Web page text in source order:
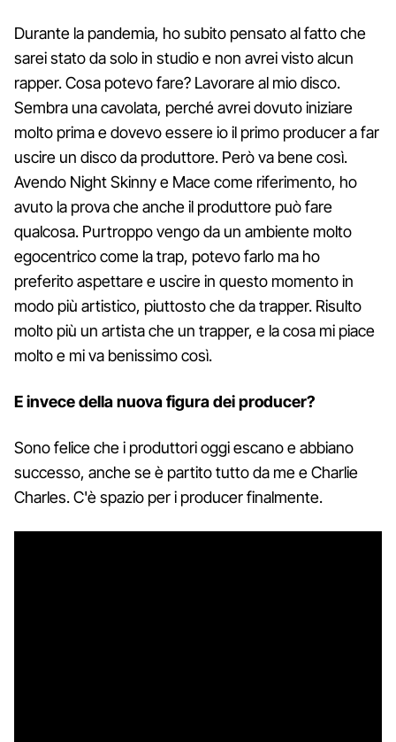
Durante la pandemia, ho subito pensato al fatto che
sarei stato da solo in studio e non avrei visto alcun
rapper. Cosa potevo fare? Lavorare al mio disco.
Sembra una cavolata, perché avrei dovuto iniziare
molto prima e dovevo essere io il primo producer a far
uscire un disco da produttore. Però va bene così.
Avendo Night Skinny e Mace come riferimento, ho
avuto la prova che anche il produttore può fare
qualcosa. Purtroppo vengo da un ambiente molto
egocentrico come la trap, potevo farlo ma ho
preferito aspettare e uscire in questo momento in
modo più artistico, piuttosto che da trapper. Risulto
molto più un artista che un trapper, e la cosa mi piace
molto e mi va benissimo così.
E invece della nuova figura dei producer?
Sono felice che i produttori oggi escano e abbiano
successo, anche se è partito tutto da me e Charlie
Charles. C'è spazio per i producer finalmente.